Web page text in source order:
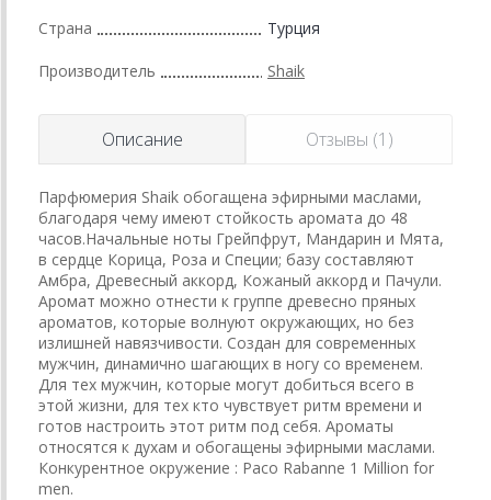
Страна Турция
Производитель Shaik
Описание Отзывы (1)
Парфюмерия Shaik обогащена эфирными маслами,
благодаря чему имеют стойкость аромата до 48
часов.Начальные ноты Грейпфрут, Мандарин и Мята,
в сердце Корица, Роза и Специи; базу составляют
Амбра, Древесный аккорд, Кожаный аккорд и Пачули.
Аромат можно отнести к группе древесно пряных
ароматов, которые волнуют окружающих, но без
излишней навязчивости. Создан для современных
мужчин, динамично шагающих в ногу со временем.
Для тех мужчин, которые могут добиться всего в
этой жизни, для тех кто чувствует ритм времени и
готов настроить этот ритм под себя. Ароматы
относятся к духам и обогащены эфирными маслами.
Конкурентное окружение : Paco Rabanne 1 Million for
men.